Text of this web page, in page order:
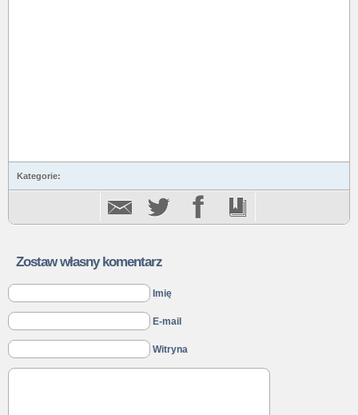
Kategorie:
Zostaw własny komentarz
Imię
E-mail
Witryna